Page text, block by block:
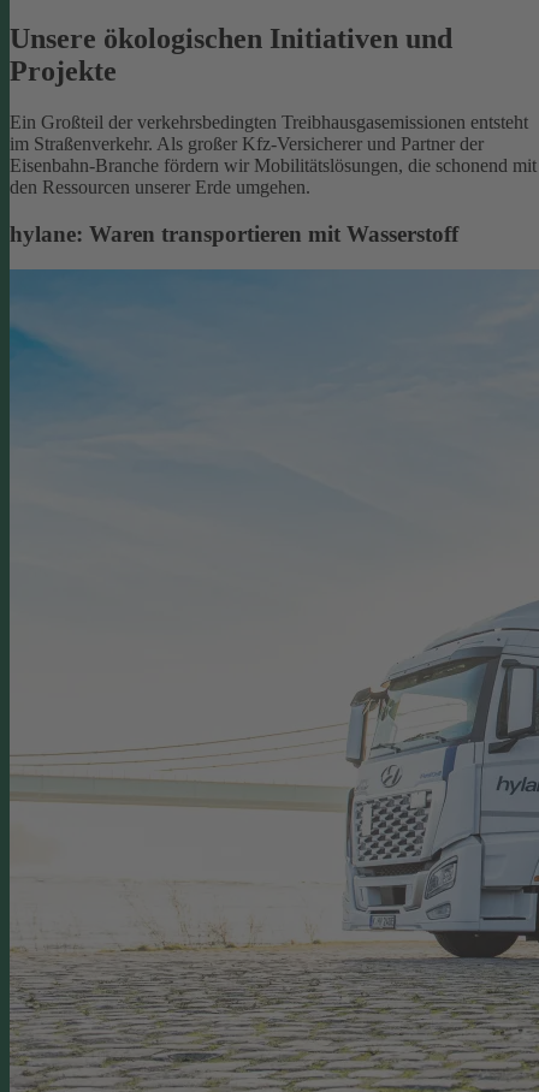
Unsere ökologischen Initiativen und
Projekte
Ein Großteil der verkehrsbedingten Treibhausgasemissionen entsteht
im Straßenverkehr. Als großer Kfz-Versicherer und Partner der
Eisenbahn-Branche fördern wir Mobilitätslösungen, die schonend mit
den Ressourcen unserer Erde umgehen.
hylane: Waren transportieren mit Wasserstoff